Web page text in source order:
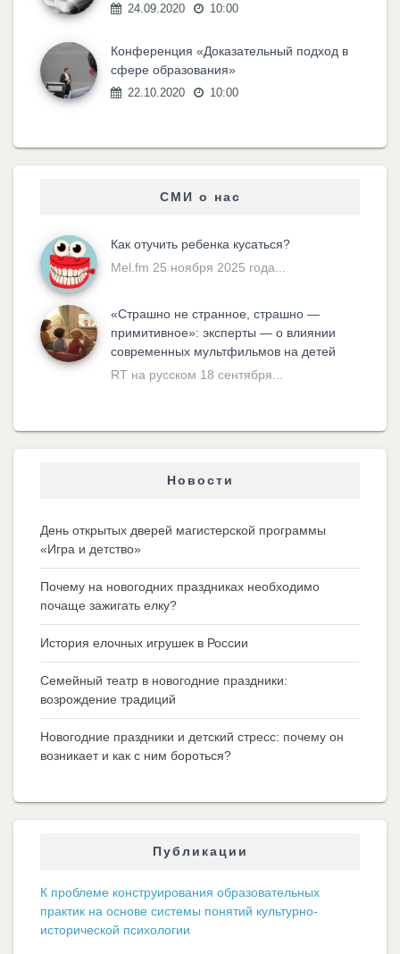
24.09.2020 10:00
Конференция «Доказательный подход в
сфере образования»
22.10.2020 10:00
СМИ о нас
Как отучить ребенка кусаться?
Mel.fm 25 ноября 2025 года...
«Cтрашно не странное, страшно —
примитивное»: эксперты — о влиянии
современных мультфильмов на детей
RT на русском 18 сентября...
Новости
День открытых дверей магистерской программы
«Игра и детство»
Почему на новогодних праздниках необходимо
почаще зажигать елку?
История елочных игрушек в России
Семейный театр в новогодние праздники:
возрождение традиций
Новогодние праздники и детский стресс: почему он
возникает и как с ним бороться?
Публикации
К проблеме конструирования образовательных
практик на основе системы понятий культурно-
исторической психологии